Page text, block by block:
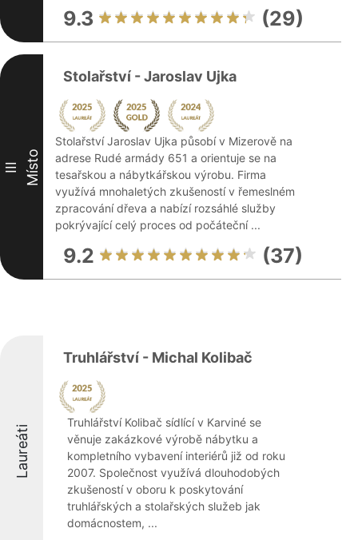
9.3 (29)
III Místo
Stolařství - Jaroslav Ujka
Stolařství Jaroslav Ujka působí v Mizerově na
adrese Rudé armády 651 a orientuje se na
tesařskou a nábytkářskou výrobu. Firma
využívá mnohaletých zkušeností v řemeslném
zpracování dřeva a nabízí rozsáhlé služby
pokrývající celý proces od počáteční ...
9.2 (37)
Laureáti
Truhlářství - Michal Kolibač
Truhlářství Kolibač sídlící v Karviné se
věnuje zakázkové výrobě nábytku a
kompletního vybavení interiérů již od roku
2007. Společnost využívá dlouhodobých
zkušeností v oboru k poskytování
truhlářských a stolařských služeb jak
domácnostem, ...